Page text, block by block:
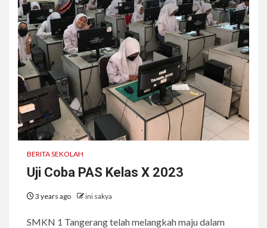
BERITA SEKOLAH
Uji Coba PAS Kelas X 2023
3 years ago ini sakya
SMKN 1 Tangerang telah melangkah maju dalam